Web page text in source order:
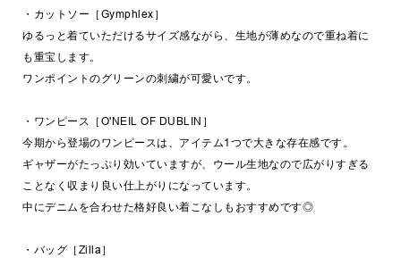
・カットソー［Gymphlex］
ゆるっと着ていただけるサイズ感ながら、生地が薄めなので重ね着に
も重宝します。
ワンポイントのグリーンの刺繍が可愛いです。
・ワンピース［O'NEIL OF DUBLIN］
今期から登場のワンピースは、アイテム1つで大きな存在感です。
ギャザーがたっぷり効いていますが、ウール生地なので広がりすぎる
ことなく収まり良い仕上がりになっています。
中にデニムを合わせた格好良い着こなしもおすすめです◎
・バッグ［Zilla］